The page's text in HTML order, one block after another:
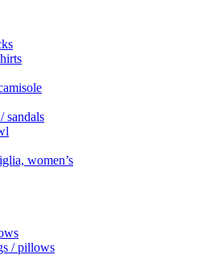
sandals
women’s
/ pillows